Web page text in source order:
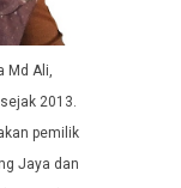
Md Ali,
2013.
pemilik
Jaya dan